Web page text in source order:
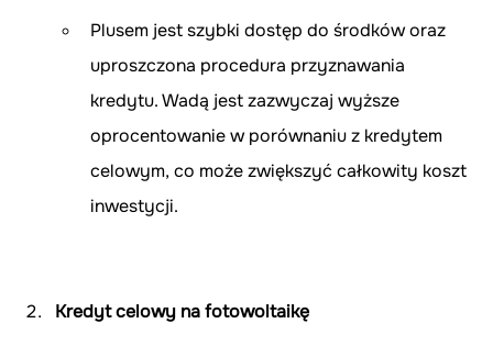
Plusem jest szybki dostęp do środków oraz
uproszczona procedura przyznawania
kredytu. Wadą jest zazwyczaj wyższe
oprocentowanie w porównaniu z kredytem
celowym, co może zwiększyć całkowity koszt
inwestycji.
Kredyt celowy na fotowoltaikę